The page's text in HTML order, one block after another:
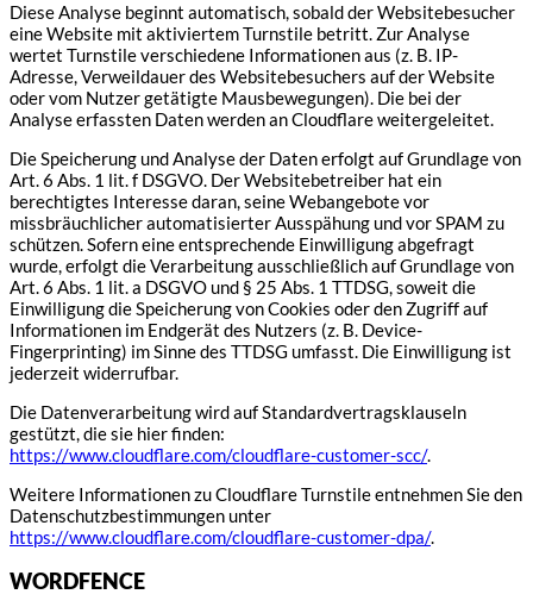
Diese Analyse beginnt automatisch, sobald der Websitebesucher
eine Website mit aktiviertem Turnstile betritt. Zur Analyse
wertet Turnstile verschiedene Informationen aus (z. B. IP-
Adresse, Verweildauer des Websitebesuchers auf der Website
oder vom Nutzer getätigte Mausbewegungen). Die bei der
Analyse erfassten Daten werden an Cloudflare weitergeleitet.
Die Speicherung und Analyse der Daten erfolgt auf Grundlage von
Art. 6 Abs. 1 lit. f DSGVO. Der Websitebetreiber hat ein
berechtigtes Interesse daran, seine Webangebote vor
missbräuchlicher automatisierter Ausspähung und vor SPAM zu
schützen. Sofern eine entsprechende Einwilligung abgefragt
wurde, erfolgt die Verarbeitung ausschließlich auf Grundlage von
Art. 6 Abs. 1 lit. a DSGVO und § 25 Abs. 1 TTDSG, soweit die
Einwilligung die Speicherung von Cookies oder den Zugriff auf
Informationen im Endgerät des Nutzers (z. B. Device-
Fingerprinting) im Sinne des TTDSG umfasst. Die Einwilligung ist
jederzeit widerrufbar.
Die Datenverarbeitung wird auf Standardvertragsklauseln
gestützt, die sie hier finden:
https://www.cloudflare.com/cloudflare-customer-scc/.
Weitere Informationen zu Cloudflare Turnstile entnehmen Sie den
Datenschutzbestimmungen unter
https://www.cloudflare.com/cloudflare-customer-dpa/.
WORDFENCE